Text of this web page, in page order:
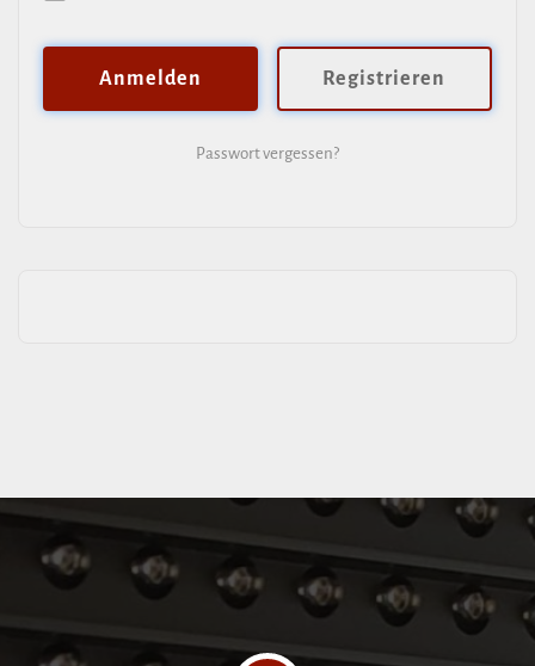
Regi­strieren
Passwort vergessen?